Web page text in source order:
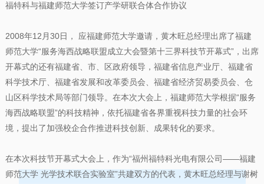
福特科与福建师范大学签订产学研联合体合作协议
2008年12月30日， 应福建师范大学邀请，黄木旺总经理出席了福建
师范大学“服务海西战略联盟成立大会暨第十三界科技节开幕式”，出席
开幕式的还有福建省、市、区政府领导，福建省信息产业厅、福建省
科学技术厅、福建省发展和改革委员会、福建省经济贸易委员会、仓
山区科学技术局等部门领导。在本次大会上，福建师范大学根据“服务
海西战略联盟”的科技精神，依托福建省各界重视科技力量的社会环
境，提出了加强校企合作推进科技创新、成果转化的要求。
在本次科技节开幕式大会上，作为“福州福特科光电有限公司——福建
师范大学 光学技术联合实验室”共建双方的代表，黄木旺总经理与谢树